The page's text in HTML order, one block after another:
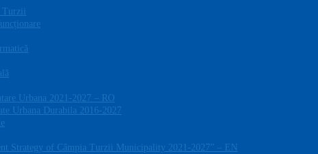
Urbana 2021-2027 – RO
Urbana Durabila 2016-2027
Strategy of Câmpia Turzii Municipality 2021-2027” – EN